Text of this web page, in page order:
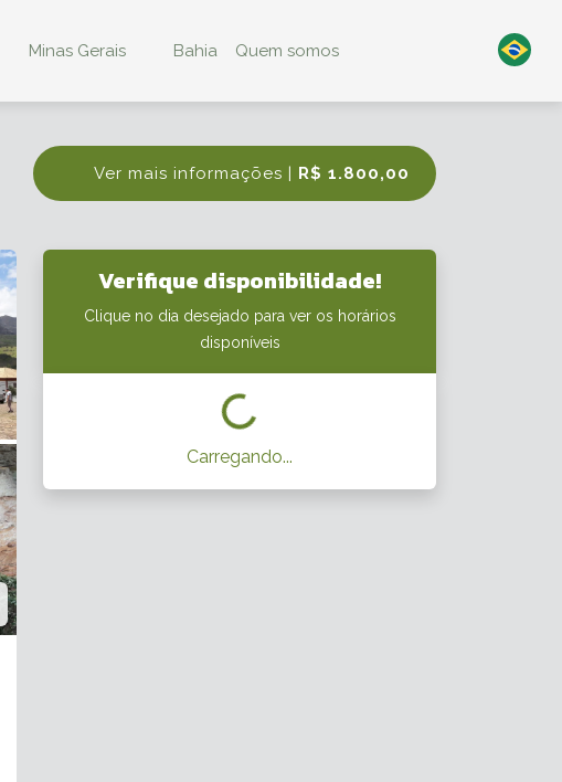
Minas Gerais Bahia Quem somos
Ver mais informações | R$ 1.800,00
Verifique disponibilidade!
Clique no dia desejado para ver os horários
disponíveis
Carregando...